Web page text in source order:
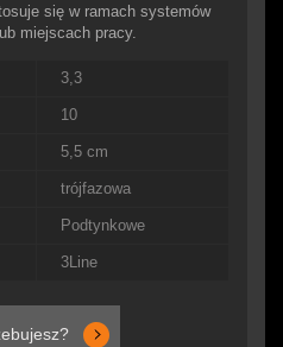
się w ramach systemów
miejscach pracy.
3,3
10
5,5 cm
trójfazowa
Podtynkowe
3Line